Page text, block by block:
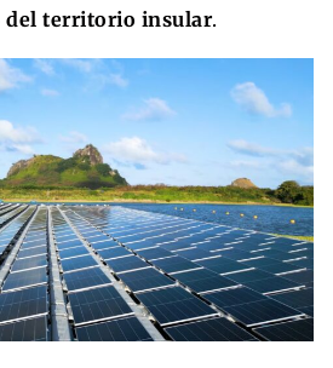
del territorio insular.